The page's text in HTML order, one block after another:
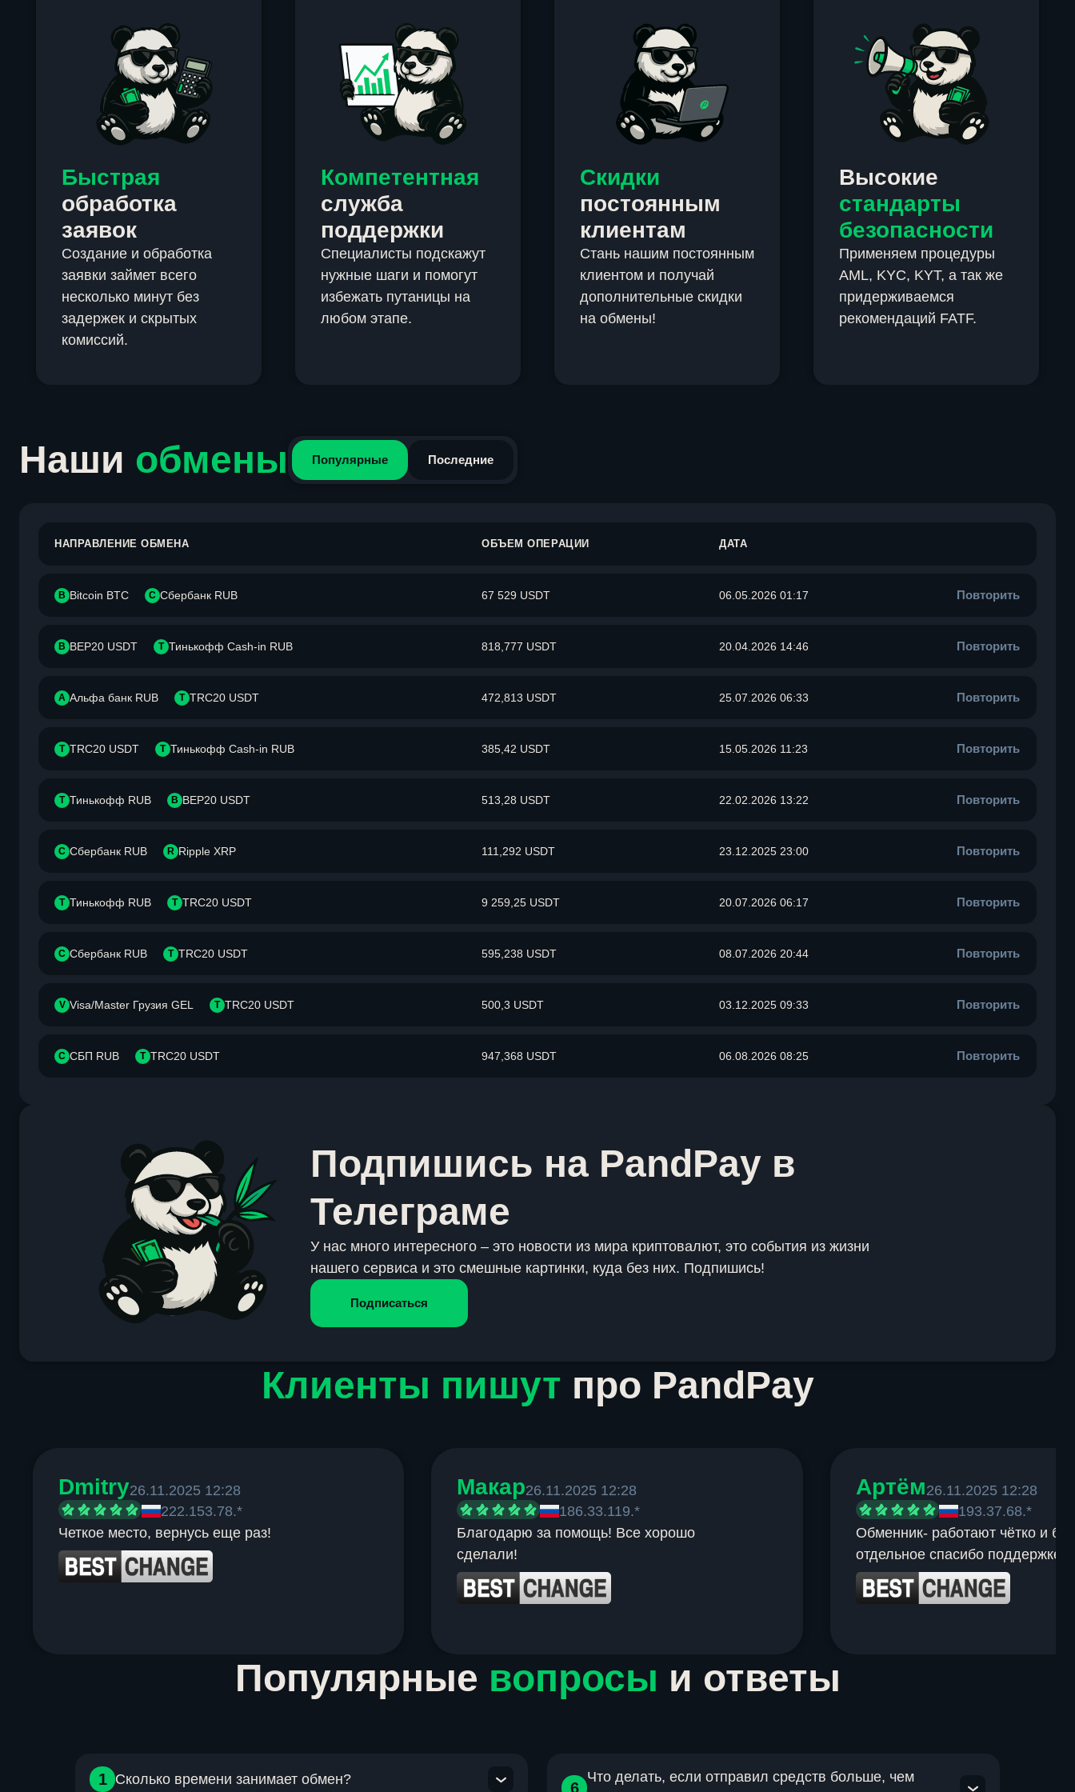
Быстрая
обработка
заявок
Создание и обработка
заявки займет всего
несколько минут без
задержек и скрытых
комиссий.
Компетентная
служба
поддержки
Специалисты подскажут
нужные шаги и помогут
избежать путаницы на
любом этапе.
Скидки
постоянным
клиентам
Стань нашим постоянным
клиентом и получай
дополнительные скидки
на обмены!
Высокие
стандарты
безопасности
Применяем процедуры
AML, KYC, KYT, а так же
придерживаемся
рекомендаций FATF.
Наши обмены Популярные Последние
НАПРАВЛЕНИЕ ОБМЕНА ОБЪЕМ ОПЕРАЦИИ ДАТА
B Bitcoin BTC С Сбербанк RUB 67 529 USDT 06.05.2026 01:17 Повторить
B BEP20 USDT Т Тинькофф Cash-in RUB 818,777 USDT 20.04.2026 14:46 Повторить
А Альфа банк RUB T TRC20 USDT 472,813 USDT 25.07.2026 06:33 Повторить
T TRC20 USDT Т Тинькофф Cash-in RUB 385,42 USDT 15.05.2026 11:23 Повторить
Т Тинькофф RUB B BEP20 USDT 513,28 USDT 22.02.2026 13:22 Повторить
С Сбербанк RUB R Ripple XRP 111,292 USDT 23.12.2025 23:00 Повторить
Т Тинькофф RUB T TRC20 USDT 9 259,25 USDT 20.07.2026 06:17 Повторить
С Сбербанк RUB T TRC20 USDT 595,238 USDT 08.07.2026 20:44 Повторить
V Visa/Master Грузия GEL T TRC20 USDT 500,3 USDT 03.12.2025 09:33 Повторить
С СБП RUB T TRC20 USDT 947,368 USDT 06.08.2026 08:25 Повторить
Подпишись на PandPay в
Телеграме
У нас много интересного – это новости из мира криптовалют, это события из жизни
нашего сервиса и это смешные картинки, куда без них. Подпишись!
Подписаться
Клиенты пишут про PandPay
Dmitry26.11.2025 12:28
222.153.78.*
Четкое место, вернусь еще раз!
Макар26.11.2025 12:28
186.33.119.*
Благодарю за помощь! Все хорошо
сделали!
Артём26.11.2025 12:28
193.37.68.*
Обменник- работают чётко и
отдельное спасибо поддержке.
Популярные вопросы и ответы
1 Сколько времени занимает обмен?
6
Что делать, если отправил средств больше, чем